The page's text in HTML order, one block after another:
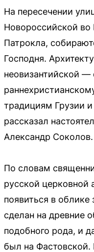
На пересечении
Новороссийской во
Патрокла,
Господня.
неовизантийской —
традициям Грузии
рассказал
Александр Соколов.
По словам
русской церковной
появиться в облике
сделан на древние
подобного рода, и
был на